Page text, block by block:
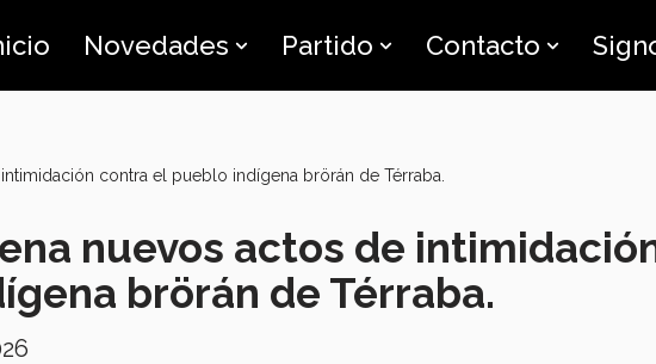
Novedades Partido Contacto
contra el pueblo indígena brörán de Térraba.
nuevos actos de
brörán de Térraba.